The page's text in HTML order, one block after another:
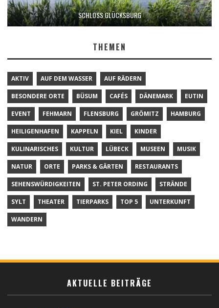
SCHLOSS GLÜCKSBURG
THEMEN
AKTIV AUF DEM WASSER AUF RÄDERN
BESONDERE ORTE BÜSUM CAFÉS DÄNEMARK EUTIN
EVENT FEHMARN FLENSBURG GRÖMITZ HAMBURG
HEILIGENHAFEN KAPPELN KIEL KINDER
KULINARISCHES KULTUR LÜBECK MUSEEN MUSIK
NATUR ORTE PARKS & GÄRTEN RESTAURANTS
SEHENSWÜRDIGKEITEN ST. PETER ORDING STRÄNDE
SYLT THEATER TIERPARKS TOP 5 UNTERKUNFT
WANDERN
AKTUELLE BEITRÄGE